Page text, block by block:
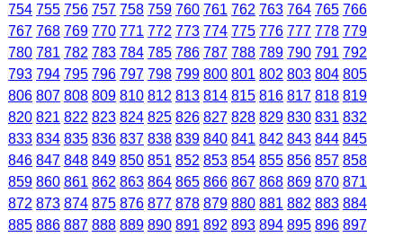
754 755 756 757 758 759 760 761 762 763 764 765 766
767 768 769 770 771 772 773 774 775 776 777 778 779
780 781 782 783 784 785 786 787 788 789 790 791 792
793 794 795 796 797 798 799 800 801 802 803 804 805
806 807 808 809 810 812 813 814 815 816 817 818 819
820 821 822 823 824 825 826 827 828 829 830 831 832
833 834 835 836 837 838 839 840 841 842 843 844 845
846 847 848 849 850 851 852 853 854 855 856 857 858
859 860 861 862 863 864 865 866 867 868 869 870 871
872 873 874 875 876 877 878 879 880 881 882 883 884
885 886 887 888 889 890 891 892 893 894 895 896 897